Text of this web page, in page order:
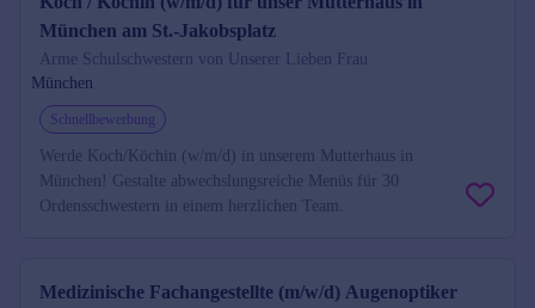
München am St.-Jakobsplatz
Arme Schulschwestern von Unserer Lieben Frau
München
Schnellbewerbung
Werde Koch/Köchin (w/m/d) in unserem Mutterhaus in
München! Gestalte abwechslungsreiche Menüs für 30
Ordensschwestern in einem herzlichen Team.
Medizinische Fachangestellte (m/w/d) Augenoptiker